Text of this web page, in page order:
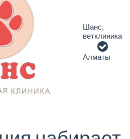
Шанс,
ветклиника
Алматы